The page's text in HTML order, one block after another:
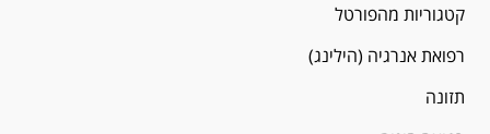
קטגוריות מהפורטל
רפואת אנרגיה (הילינג)
תזונה